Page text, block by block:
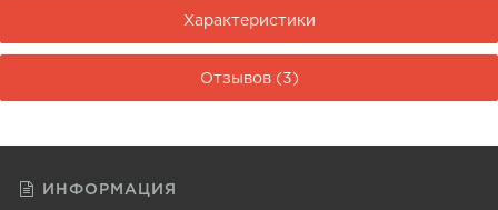
Характеристики
Отзывов (3)
ИНФОРМАЦИЯ